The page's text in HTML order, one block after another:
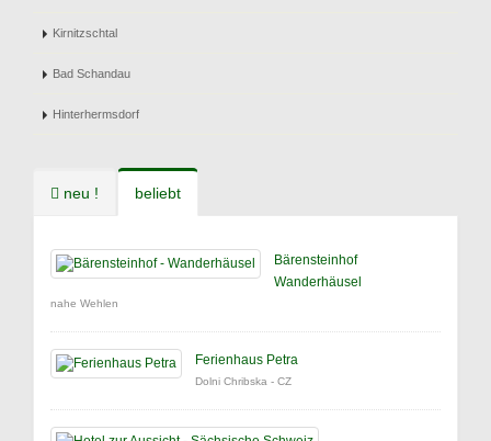
Kirnitzschtal
Bad Schandau
Hinterhermsdorf
neu ! beliebt
Bärensteinhof
Wanderhäusel
nahe Wehlen
Ferienhaus Petra
Dolni Chribska - CZ